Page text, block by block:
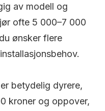
av modell og
ofte 5 000–7 000
ønsker flere
betydelig dyrere,
kroner og oppover,